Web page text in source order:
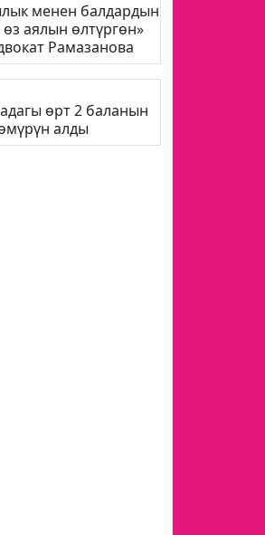
менен балдардын
аялын өлтүргөн»
Рамазанова
өрт 2 баланын
алды